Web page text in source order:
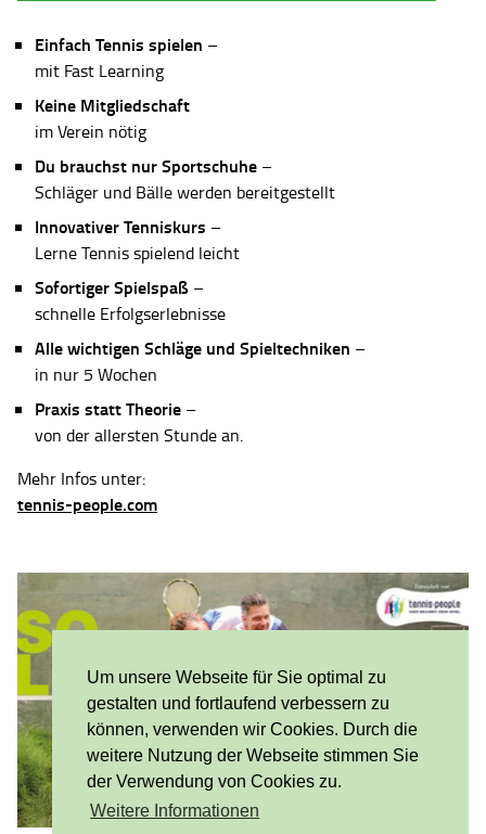
Um unsere Webseite für Sie optimal zu
gestalten und fortlaufend verbessern zu
können, verwenden wir Cookies. Durch die
weitere Nutzung der Webseite stimmen Sie
der Verwendung von Cookies zu.
Weitere Informationen
Einfach Tennis spielen –
mit Fast Learning
Keine Mitgliedschaft
im Verein nötig
Du brauchst nur Sportschuhe –
Schläger und Bälle werden bereitgestellt
Innovativer Tenniskurs –
Lerne Tennis spielend leicht
Sofortiger Spielspaß –
schnelle Erfolgserlebnisse
Alle wichtigen Schläge und Spieltechniken –
in nur 5 Wochen
Praxis statt Theorie –
von der allersten Stunde an.
Mehr Infos unter:
tennis-people.com